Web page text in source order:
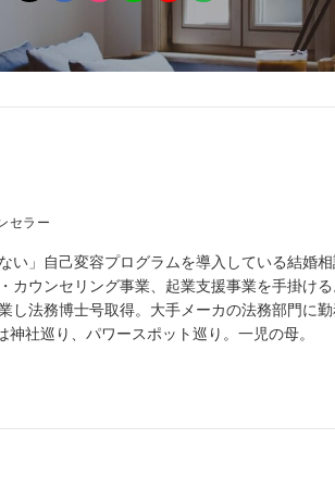
セラー
い」自己変容プログラムを導入している結婚
カウンセリング事業、起業支援事業を手掛け
し法務博士号取得。大手メーカの法務部門に
神社巡り、パワースポット巡り。一児の母。